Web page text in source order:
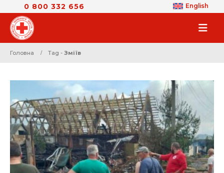
0 800 332 656 English
Головна Tag - Зміїв